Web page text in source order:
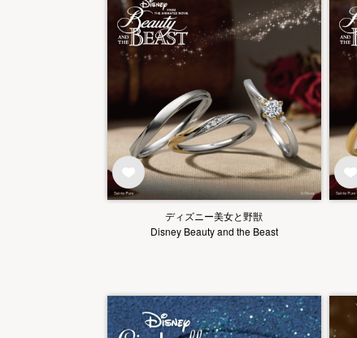
ディズニー美女と野獣
Disney Beauty and the Beast